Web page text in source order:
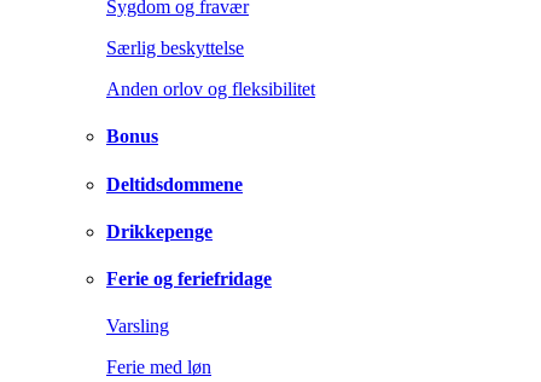
Sygdom og fravær
Særlig beskyttelse
Anden orlov og fleksibilitet
Bonus
Deltidsdommene
Drikkepenge
Ferie og feriefridage
Varsling
Ferie med løn